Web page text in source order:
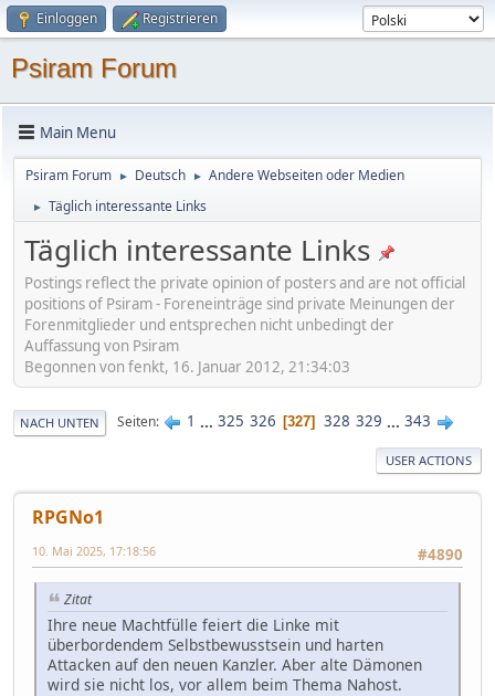
Einloggen Registrieren
Psiram Forum
Main Menu
Psiram Forum ► Deutsch ► Andere Webseiten oder Medien
► Täglich interessante Links
Täglich interessante Links
Postings reflect the private opinion of posters and are not official
positions of Psiram - Foreneinträge sind private Meinungen der
Forenmitglieder und entsprechen nicht unbedingt der
Auffassung von Psiram
Begonnen von fenkt, 16. Januar 2012, 21:34:03
NACH UNTEN Seiten 1 ... 325 326 327 328 329 ... 343
USER ACTIONS
RPGNo1
#4890
10. Mai 2025, 17:18:56
Zitat
Ihre neue Machtfülle feiert die Linke mit
überbordendem Selbstbewusstsein und harten
Attacken auf den neuen Kanzler. Aber alte Dämonen
wird sie nicht los, vor allem beim Thema Nahost.